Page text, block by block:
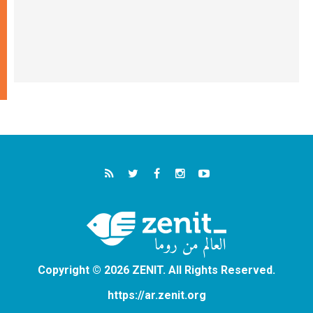
Copyright © 2026 ZENIT. All Rights Reserved.
https://ar.zenit.org